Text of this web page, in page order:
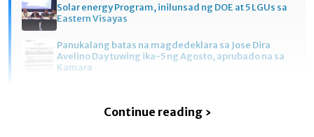
Solar energy Program, inilunsad ng DOE at 5 LGUs sa
Eastern Visayas
Panukalang batas na magdedeklara sa Jose Dira
Avelino Day tuwing ika-5 ng Agosto, aprubado na sa
Kamara
Continue reading ›